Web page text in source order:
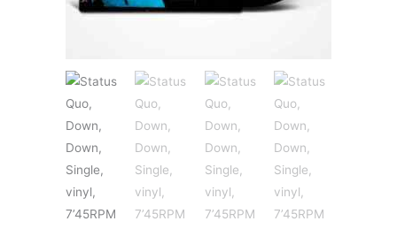
POP
REGGAE